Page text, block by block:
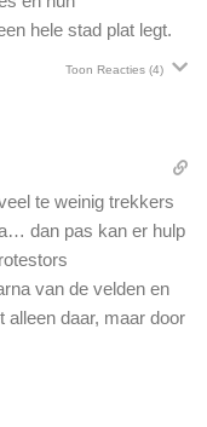
hele stad plat legt.
Toon Reacties (4)
te weinig trekkers
dan pas kan er hulp
van de velden en
alleen daar, maar door